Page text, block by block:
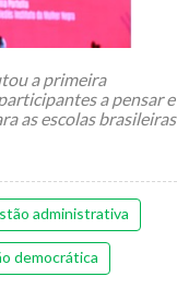
a primeira
a pensar e
as escolas brasileiras
administrativa
democrática